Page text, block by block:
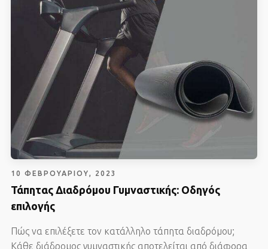
10 ΦΕΒΡΟΥΑΡΊΟΥ, 2023
Τάπητας Διαδρόμου Γυμναστικής: Οδηγός
επιλογής
Πώς να επιλέξετε τον κατάλληλο τάπητα διαδρόμου;
Κάθε διάδρομος γυμναστικής αποτελείται από διάφορα